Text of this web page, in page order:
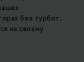
без турбот,
на своєму